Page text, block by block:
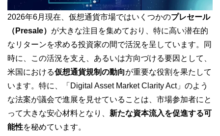
2026年6月現在、仮想通貨市場ではいくつかのプレセール
（Presale） が大きな注目を集めており、特に高い潜在的
なリターンを求める投資家の間で活況を呈しています。同
時に、この活況を支え、あるいは方向づける要因として、
米国における仮想通貨規制の動向が重要な役割を果たして
います。特に、「Digital Asset Market Clarity Act」のよう
な法案が議会で進展を見せていることは、市場参加者にと
って大きな安心材料となり、 新たな資本流入を促進する可
能性を秘めています。